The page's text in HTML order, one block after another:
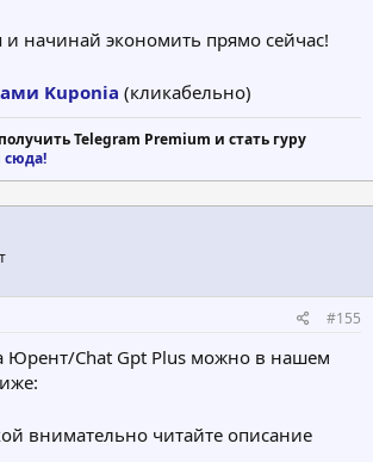
начинай экономить прямо сейчас!
Kuponia (кликабельно)
Telegram Premium и стать гуру
сюда!
#155
Юрент/Chat Gpt Plus можно в нашем
внимательно читайте описание